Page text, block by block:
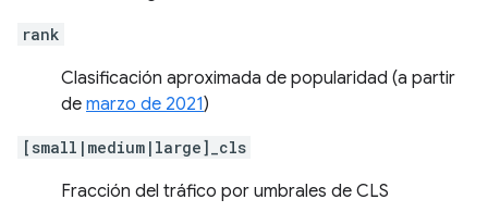
rank
Clasificación aproximada de popularidad (a partir
de marzo de 2021)
[small|medium|large]_cls
Fracción del tráfico por umbrales de CLS